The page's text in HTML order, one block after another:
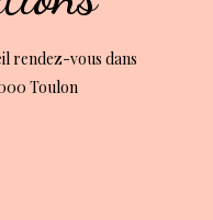
rendez-vous dans
Toulon